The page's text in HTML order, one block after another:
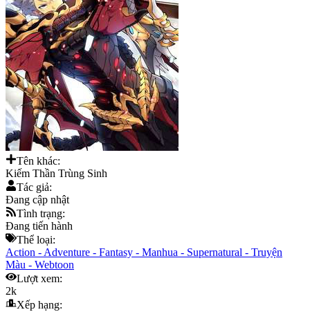
Tên khác:
Kiếm Thần Trùng Sinh
Tác giả:
Đang cập nhật
Tình trạng:
Đang tiến hành
Thể loại:
Action - Adventure - Fantasy - Manhua - Supernatural - Truyện
Màu - Webtoon
Lượt xem:
2k
Xếp hạng: